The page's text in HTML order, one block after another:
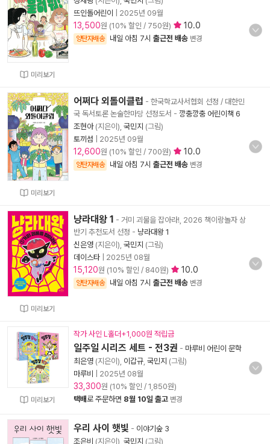
미리보기
뜨인돌어린이
2025년 09월
13,500원 (10% 할인 / 750원) 10.0
양탄자배송 내일 아침 7시 출근전 배송 변경
미리보기
어쩌다 외톨이클럽 - 한국학교사서협회 선정 / 대한민
국 독서토론 논술한마당 선정도서 - 깡충깡충 어린이책 6
조현아(지은이), 국민지 (그림)
토끼섬
2025년 09월
12,600원 (10% 할인 / 700원) 10.0
양탄자배송 내일 아침 7시 출근전 배송 변경
미리보기
냥라대왕 1 - 거미 괴물을 잡아라!, 2026 책이랑놀자 상
반기 추천도서 선정 - 냥라대왕 1
신은영 (지은이), 국민지 (그림)
데이스타
2025년 08월
15,120원 (10% 할인 / 840원) 10.0
양탄자배송 내일 아침 7시 출근전 배송 변경
미리보기
작가 사인 L홀더+1,000원 적립금
일주일 시리즈 세트 - 전3권 - 마루비 어린이 문학
최은영 (지은이), 이갑규 국민지 (그림)
마루비
2025년 08월
33,300원 (10% 할인 / 1,850원)
택배로 주문하면 8월 10일 출고 변경
우리 사이 햇빛 - 이야기숲 3
조은비 (지은이), 국민지 (그림)